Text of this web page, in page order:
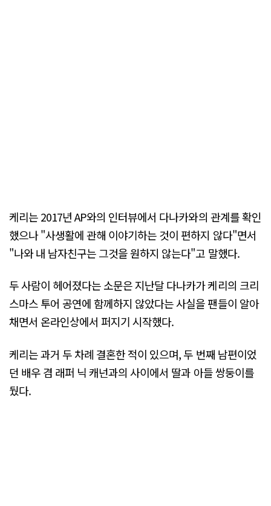
케리는 2017년 AP와의 인터뷰에서 다나카와의 관계를 확인
했으나 "사생활에 관해 이야기하는 것이 편하지 않다"면서
"나와 내 남자친구는 그것을 원하지 않는다"고 말했다.
두 사람이 헤어졌다는 소문은 지난달 다나카가 케리의 크리
스마스 투어 공연에 함께하지 않았다는 사실을 팬들이 알아
채면서 온라인상에서 퍼지기 시작했다.
케리는 과거 두 차례 결혼한 적이 있으며, 두 번째 남편이었
던 배우 겸 래퍼 닉 캐넌과의 사이에서 딸과 아들 쌍둥이를
뒀다.